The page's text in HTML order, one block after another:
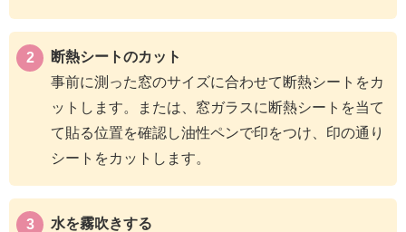
断熱シートのカット
事前に測った窓のサイズに合わせて断熱シートをカ
ットします。または、窓ガラスに断熱シートを当て
て貼る位置を確認し油性ペンで印をつけ、印の通り
シートをカットします。
水を霧吹きする